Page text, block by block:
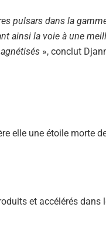
pulsars dans la
ainsi la voie à une
», conclut
elle une étoile morte
et accélérés dans